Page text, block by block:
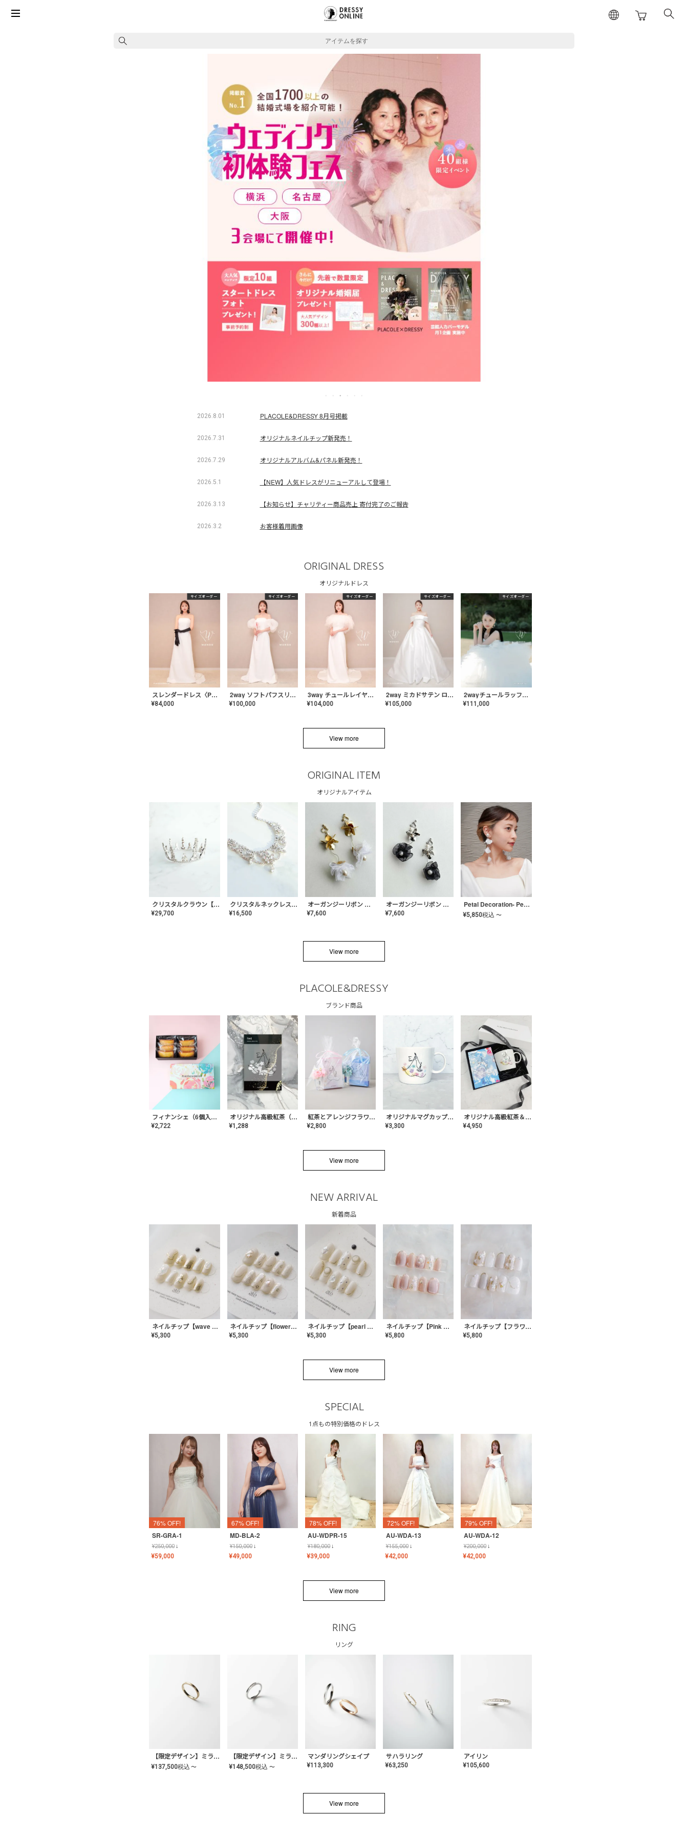
アイテムを探す
2026.8.01 PLACOLE&DRESSY 8月号掲載
2026.7.31 オリジナルネイルチップ新発売！
2026.7.29 オリジナルアルバム&パネル新発売！
2026.5.1 【NEW】人気ドレスがリニューアルして登場！
2026.3.13 【お知らせ】チャリティー商品売上 寄付完了のご報告
2026.3.2 お客様着用画像
ORIGINAL DRESS
オリジナルドレス
サイズオーダー
スレンダードレス〈PD-WDOR-2110〉
¥84,000
サイズオーダー
2way ソフトパフスリーブ スレンダードレス〈PD-WDOR-2112〉
¥100,000
サイズオーダー
3way チュールレイヤーオフショルダー スレンダードレス〈PD-WDOR-2111〉
¥104,000
サイズオーダー
2way ミカドサテン ロールカラードレス〈PD-WDOR-511〉
¥105,000
サイズオーダー
2wayチュールラッフルドレス〈PD-WDOR-341〉
¥111,000
View more
ORIGINAL ITEM
オリジナルアイテム
クリスタルクラウン【MA-COHD-01】韓国風クラウン/ウェディングクラウン/ティアラ
¥29,700
クリスタルネックレス-Lace【MA-CONL-02】
¥16,500
オーガンジーリボン バレリーナイヤリング&ピアス【White】〈PV-COER-12〉
¥7,600
オーガンジーリボン バレリーナイヤリング&ピアス【Black】〈PV-COER-11〉
¥7,600
Petal Decoration- Pearl【JA-COER-3】
¥5,850税込 〜
View more
PLACOLE&DRESSY
ブランド商品
フィナンシェ（6個入り）
¥2,722
オリジナル高級紅茶（TIME/タイム）【ギフト/プチギフト/プレゼント/内祝い/結婚式/オリジナル配合/高品質/ハーブティー/茶葉/記念日/お返し/手土産/美容/おしゃれ】
¥1,288
紅茶とアレンジフラワーのセット
¥2,800
オリジナルマグカップ【AT-TW-03】ギフトセット有/プレゼント/内祝い/結婚式/ペア/食器/テーブルウェア/記念日/お返し/特別/高級/おしゃれ
¥3,300
オリジナル高級紅茶＆マグカップ ギフト【AT-GF-02】ギフトセット/プレゼント/内祝い/結婚式/ハーブティー/高品質/マグカップ/食器/記念日/お返し/手土産/美容/おしゃれ
¥4,950
View more
NEW ARRIVAL
新着商品
ネイルチップ【wave mirror】AE-CONA-04
¥5,300
ネイルチップ【flower shell】AE-CONA-03
¥5,300
ネイルチップ【pearl bijou】AE-CONA-02
¥5,300
ネイルチップ【Pink Glow Nail】MK-CONA-04
¥5,800
ネイルチップ【フラワーシフォンネイル】MK-CONA-03
¥5,800
View more
SPECIAL
1点もの特別価格のドレス
76% OFF!
SR-GRA-1
¥250,000↓
¥59,000
67% OFF!
MD-BLA-2
¥150,000↓
¥49,000
78% OFF!
AU-WDPR-15
¥180,000↓
¥39,000
72% OFF!
AU-WDA-13
¥155,000↓
¥42,000
79% OFF!
AU-WDA-12
¥200,000↓
¥42,000
View more
RING
リング
【限定デザイン】ミライ(mill-ai)リング
¥137,500税込 〜
【限定デザイン】ミライ(mill-ai)リング
¥148,500税込 〜
マンダリングシェイプ
¥113,300
サハラリング
¥63,250
アイリン
¥105,600
View more